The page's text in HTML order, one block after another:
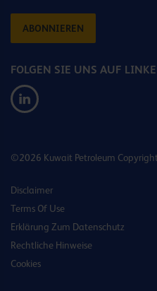
ABONNIEREN
FOLGEN SIE UNS AUF
©2026 Kuwait Petroleum
Disclaimer
Terms Of Use
Erklärung Zum Datenschutz
Rechtliche Hinweise
Cookies